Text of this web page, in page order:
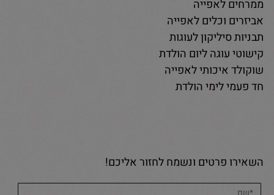
ממרחים לאפייה
אביזרים וכלים לאפייה
תבניות סיליקון לעוגות
קישוטי עוגה ליום הולדת
שוקולד איכותי לאפייה
חד פעמי לימי הולדת
השאירו פרטים ונשמח לחזור אליכם!